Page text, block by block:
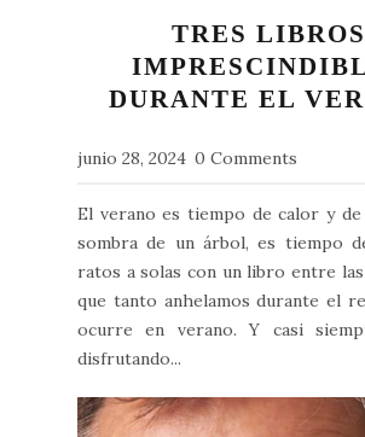
TRES LIBROS
DURANTE EL
junio 28, 2024 0 Comments
El verano es tiempo de calor y
sombra de un árbol, es tiempo
ratos a solas con un libro entre las
que tanto anhelamos durante el
ocurre en verano. Y casi
disfrutando...